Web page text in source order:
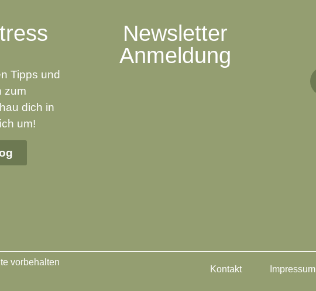
Tipps und
zum
dich in
um!
Newsletter
Anmeldung
vorbehalten
Kontakt Impressum